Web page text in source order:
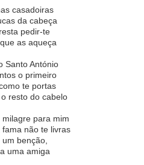
casadoiras
da cabeça
pedir-te
as aqueça
Santo António
o primeiro
te portas
resto do cabelo
para mim
não te livras
um benção,
uma amiga